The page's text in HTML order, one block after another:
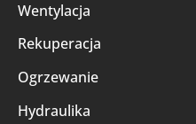
Wentylacja
Rekuperacja
Ogrzewanie
Hydraulika